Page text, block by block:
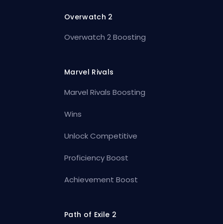
Overwatch 2
Overwatch 2 Boosting
Marvel Rivals
Marvel Rivals Boosting
Wins
Unlock Competitive
Proficiency Boost
Achievement Boost
Path of Exile 2